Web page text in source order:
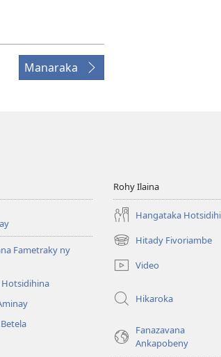
Manaraka
Fametraky ny
Rohy Ilaina
Hangataka
Hitady Fivoriambe
(manokatra
rohy) Video
Hikaroka
Fanazavana
Ankapobeny